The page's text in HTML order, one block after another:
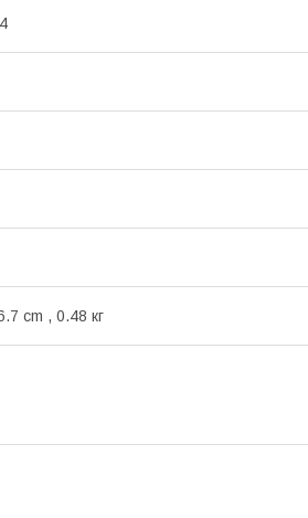
cm , 0.48 кг